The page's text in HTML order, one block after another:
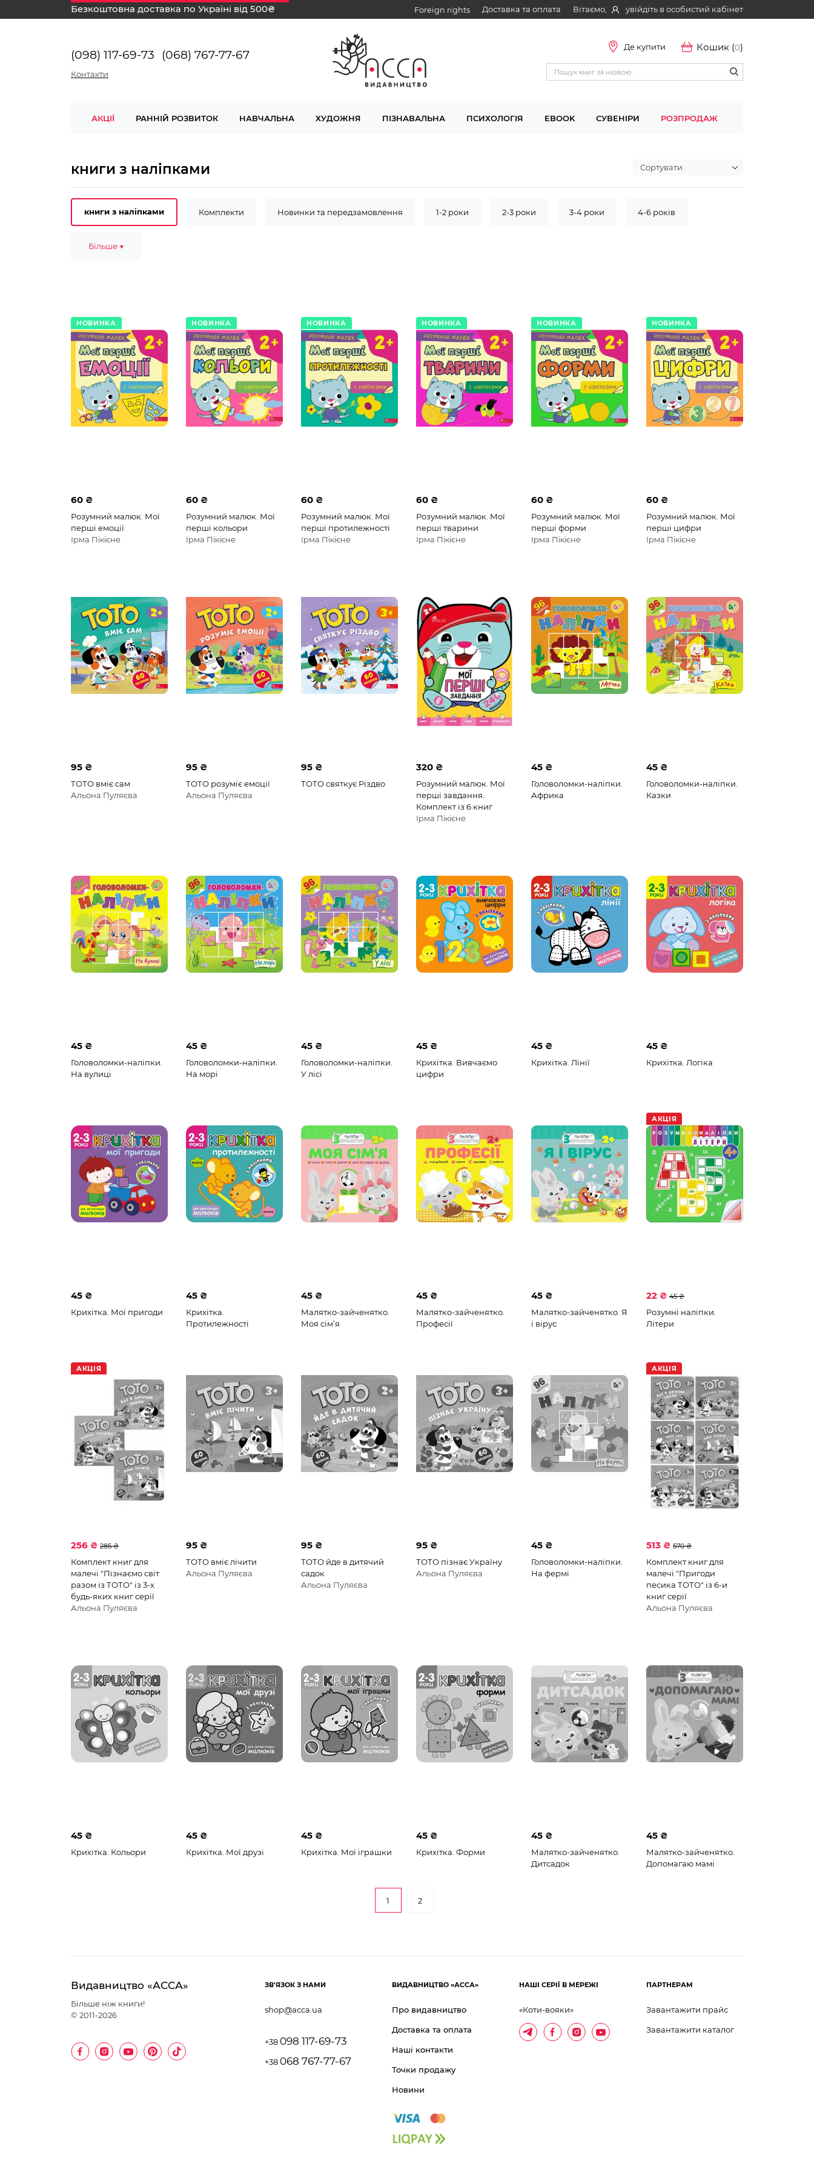
Безкоштовна доставка по Україні від 500₴ Foreign rights Доставка та оплата Вітаємо, увійдіть в особистий кабінет
(098) 117-69-73 (068) 767-77-67
Контакти
Де купити Кошик (0)
АКЦІЇ РАННІЙ РОЗВИТОК НАВЧАЛЬНА ХУДОЖНЯ ПІЗНАВАЛЬНА ПСИХОЛОГІЯ EBOOK СУВЕНІРИ РОЗПРОДАЖ
книги з наліпками
Комплекти Новинки та передзамовлення 1-2 роки 2-3 роки 3-4 роки 4-6 років
книги з наліпками
Розумні наліпки
Більше ▼
НОВИНКА
60 ₴
Розумний малюк. Мої
перші емоції
Ірма Пікієне
НОВИНКА
60 ₴
Розумний малюк. Мої
перші кольори
Ірма Пікієне
НОВИНКА
60 ₴
Розумний малюк. Мої
перші протилежності
Ірма Пікієне
НОВИНКА
60 ₴
Розумний малюк. Мої
перші тварини
Ірма Пікієне
НОВИНКА
60 ₴
Розумний малюк. Мої
перші форми
Ірма Пікієне
НОВИНКА
60 ₴
Розумний малюк. Мої
перші цифри
Ірма Пікієне
95 ₴
ТОТО вміє сам
Альона Пуляєва
95 ₴
ТОТО розуміє емоції
Альона Пуляєва
95 ₴
ТОТО святкує Різдво
320 ₴
Розумний малюк. Мої
перші завдання.
Комплект із 6 книг
Ірма Пікієне
45 ₴
Головоломки-наліпки.
Африка
45 ₴
Головоломки-наліпки.
Казки
45 ₴
Головоломки-наліпки.
На вулиці
45 ₴
Головоломки-наліпки.
На морі
45 ₴
Головоломки-наліпки.
У лісі
45 ₴
Крихітка. Вивчаємо
цифри
45 ₴
Крихітка. Лінії
45 ₴
Крихітка. Логіка
45 ₴
Крихітка. Мої пригоди
45 ₴
Крихітка.
Протилежності
45 ₴
Малятко-зайченятко.
Моя сім’я
45 ₴
Малятко-зайченятко.
Професії
45 ₴
Малятко-зайченятко. Я
і вірус
АКЦІЯ
22 ₴ 45 ₴
Розумні наліпки.
Літери
АКЦІЯ
256 ₴ 285 ₴
Комплект книг для
малечі "Пізнаємо світ
разом із ТОТО" із 3-х
будь-яких книг серії
Альона Пуляєва
95 ₴
ТОТО вміє лічити
Альона Пуляєва
95 ₴
ТОТО йде в дитячий
садок
Альона Пуляєва
95 ₴
ТОТО пізнає Україну
Альона Пуляєва
45 ₴
Головоломки-наліпки.
На фермі
АКЦІЯ
513 ₴ 570 ₴
Комплект книг для
малечі "Пригоди
песика ТОТО" із 6-и
книг серії
Альона Пуляєва
45 ₴
Крихітка. Кольори
45 ₴
Крихітка. Мої друзі
45 ₴
Крихітка. Мої іграшки
45 ₴
Крихітка. Форми
45 ₴
Малятко-зайченятко.
Дитсадок
45 ₴
Малятко-зайченятко.
Допомагаю мамі
1 2
Видавництво «АССА»
Більше ніж книги!
© 2011-2026
ЗВ'ЯЗОК З НАМИ
shop@acca.ua
+38 098 117-69-73
+38 068 767-77-67
ВИДАВНИЦТВО «АССА»
Про видавництво
Доставка та оплата
Наші контакти
Точки продажу
Новини
НАШІ СЕРІЇ В МЕРЕЖІ
«Коти-вояки»
ПАРТНЕРАМ
Завантажити прайс
Завантажити каталог